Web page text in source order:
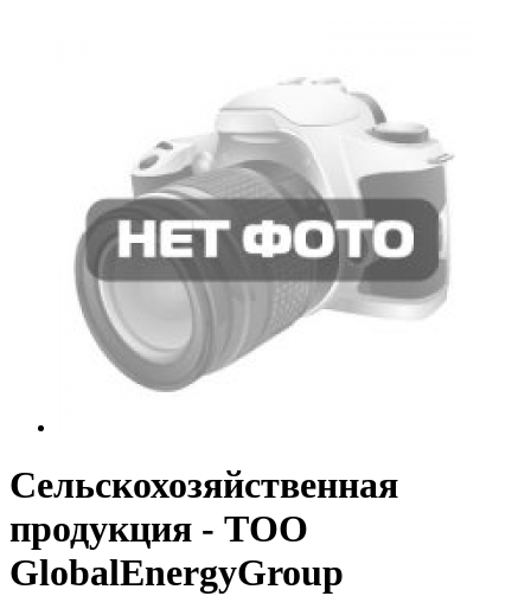
Сельскохозяйственная
продукция - ТОО
GlobalEnergyGroup